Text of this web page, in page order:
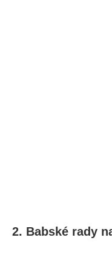
2. Babské ⁤rady